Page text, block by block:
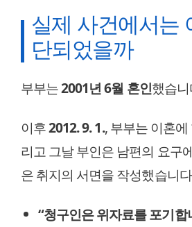
실제 사건에서는
단되었을까
부부는2001년 6월 혼인했습
이후2012. 9. 1., 부부는 이혼
리고 그날 부인은 남편의 요구
은 취지의 서면을 작성했습니
“청구인은 위자료를 포기합